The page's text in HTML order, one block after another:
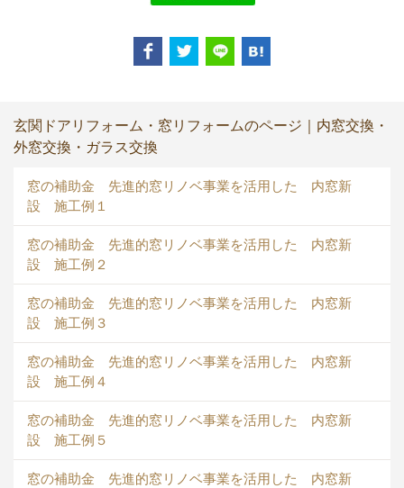
玄関ドアリフォーム・窓リフォームのページ｜内窓交換・
外窓交換・ガラス交換
窓の補助金 先進的窓リノベ事業を活用した 内窓新
設 施工例１
窓の補助金 先進的窓リノベ事業を活用した 内窓新
設 施工例２
窓の補助金 先進的窓リノベ事業を活用した 内窓新
設 施工例３
窓の補助金 先進的窓リノベ事業を活用した 内窓新
設 施工例４
窓の補助金 先進的窓リノベ事業を活用した 内窓新
設 施工例５
窓の補助金 先進的窓リノベ事業を活用した 内窓新